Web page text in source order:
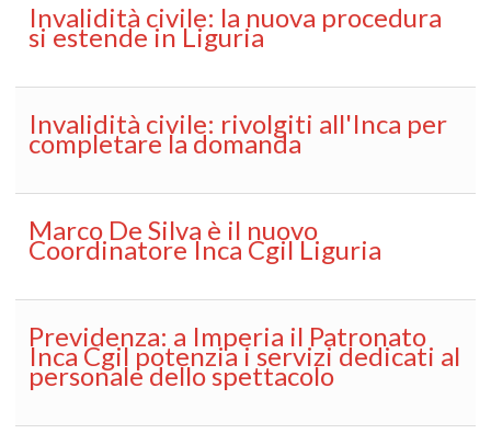
Invalidità civile: la nuova procedura
si estende in Liguria
Invalidità civile: rivolgiti all'Inca per
completare la domanda
Marco De Silva è il nuovo
Coordinatore Inca Cgil Liguria
Previdenza: a Imperia il Patronato
Inca Cgil potenzia i servizi dedicati al
personale dello spettacolo